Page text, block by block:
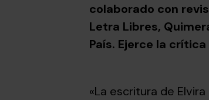
colaborado con
Letra Libres,
País. Ejerce la
«La escritura de